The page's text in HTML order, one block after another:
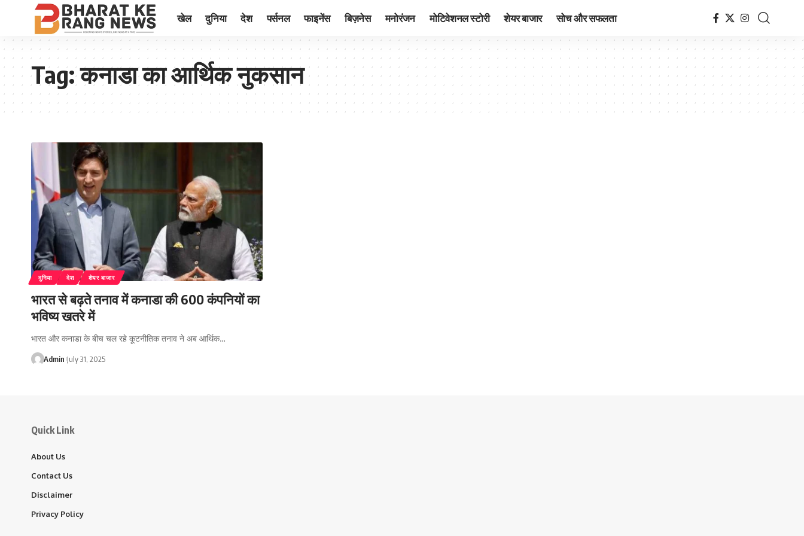
खेल दुनिया देश पर्सनल फाइनेंस बिज़नेस मनोरंजन मोटिवेशनल स्टोरी शेयर बाजार सोच और सफलता
Tag:कनाडा का आर्थिक नुकसान
दुनिया देश शेयर बाजार
भारत से बढ़ते तनाव में कनाडा की 600 कंपनियों का
भविष्य खतरे में
भारत और कनाडा के बीच चल रहे कूटनीतिक तनाव ने अब आर्थिक…
Admin July 31, 2025
Quick Link
About Us
Contact Us
Disclaimer
Privacy Policy